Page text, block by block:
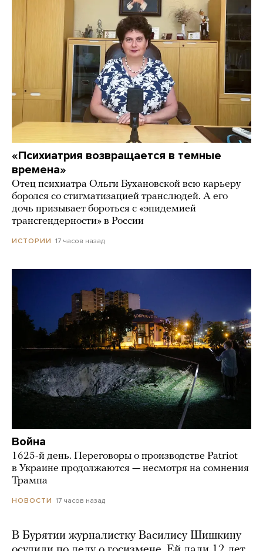
«Психиатрия возвращается в темные
времена»
Отец психиатра Ольги Бухановской всю карьеру
боролся со стигматизацией транслюдей. А его
дочь призывает бороться с «эпидемией
трансгендерности» в России
ИСТОРИИ 17 часов назад
Война
1625-й день. Переговоры о производстве Patriot
в Украине продолжаются — несмотря на сомнения
Трампа
НОВОСТИ 17 часов назад
В Бурятии журналистку Василису Шишкину